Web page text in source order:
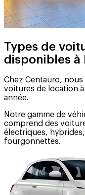
Types de
disponibles à
Chez Centauro,
voitures de location
année.
Notre gamme de
comprend des
électriques,
fourgonnettes.